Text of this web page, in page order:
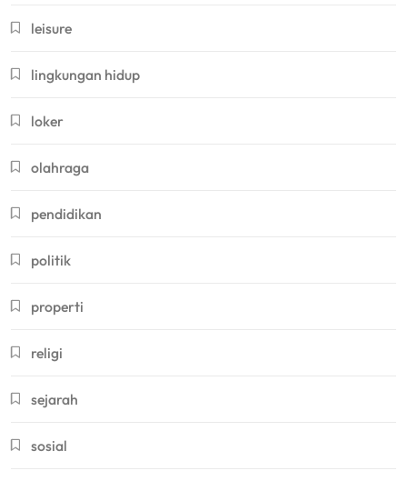
leisure
lingkungan hidup
loker
olahraga
pendidikan
politik
properti
religi
sejarah
sosial